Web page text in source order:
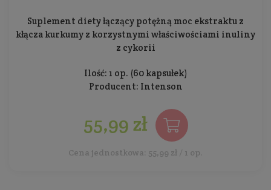
Suplement diety łączący potężną moc ekstraktu z
kłącza kurkumy z korzystnymi właściwościami inuliny
z cykorii
Ilość: 1 op. (60 kapsułek)
Producent: Intenson
55,99 zł
Cena jednostkowa: 55,99 zł / 1 op.